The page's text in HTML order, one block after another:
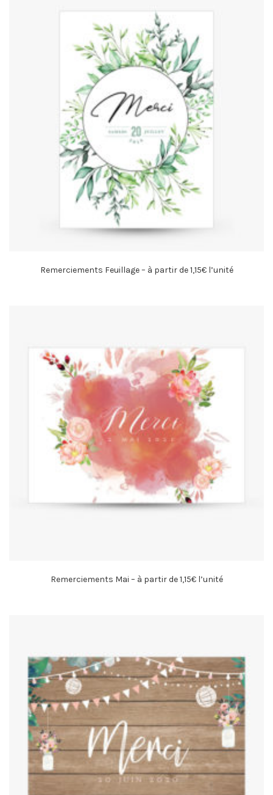
Remerciements Feuillage – à partir de 1,15€ l’unité
Remerciements Mai – à partir de 1,15€ l’unité